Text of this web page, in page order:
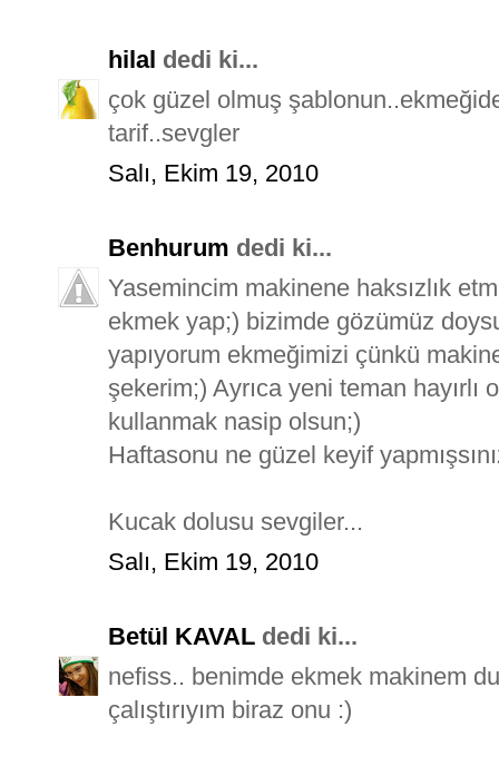
hilal dedi ki...
çok güzel olmuş
tarif..sevgler
Salı, Ekim 19, 2010
Benhurum dedi ki...
Yasemincim makinene haksızlık
ekmek yap;) bizimde gözümüz
yapıyorum ekmeğimizi çünkü
şekerim;) Ayrıca yeni teman
kullanmak nasip olsun;)
Haftasonu ne güzel keyif
Kucak dolusu sevgiler...
Salı, Ekim 19, 2010
Betül KAVAL dedi ki...
nefiss.. benimde ekmek makinem
çalıştırıyım biraz onu :)